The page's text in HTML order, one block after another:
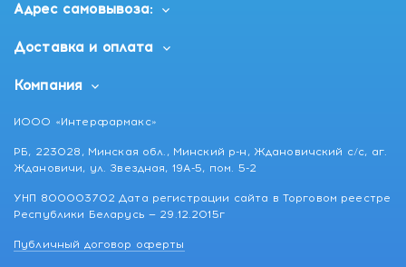
Адрес самовывоза:
Доставка и оплата
Компания
ИООО «Интерфармакс»
РБ, 223028, Минская обл., Минский р-н, Ждановичский с/с, аг.
Ждановичи, ул. Звездная, 19А-5, пом. 5-2
УНП 800003702 Дата регистрации сайта в Торговом реестре
Республики Беларусь — 29.12.2015г
Публичный договор оферты